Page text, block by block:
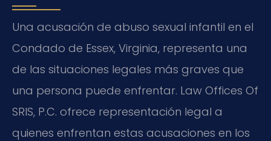
Una acusación de abuso sexual infantil en el
Condado de Essex, Virginia, representa una
de las situaciones legales más graves que
una persona puede enfrentar. Law Offices Of
SRIS, P.C. ofrece representación legal a
quienes enfrentan estas acusaciones en los